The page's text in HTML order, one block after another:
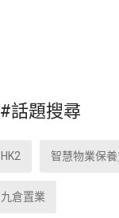
#話題搜尋
HK2 智慧物業保
九倉置業